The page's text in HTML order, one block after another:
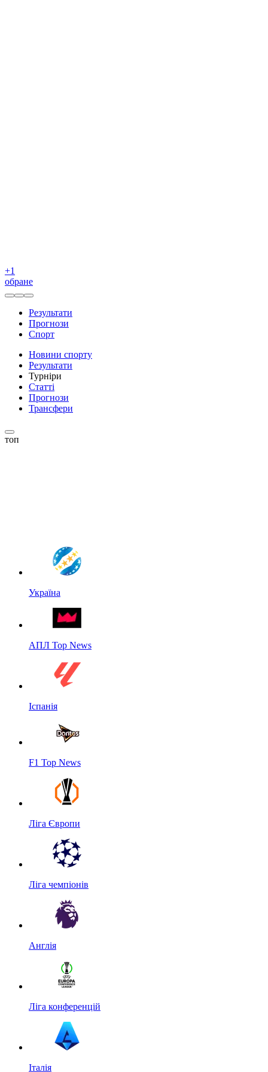
+1
обране
Результати
Прогнози
Спорт
Новини спорту
Результати
Турніри
Статті
Прогнози
Трансфери
топ
Україна
АПЛ Top News
Іспанія
F1 Top News
Ліга Європи
Ліга чемпіонів
Англія
Ліга конференцій
Італія